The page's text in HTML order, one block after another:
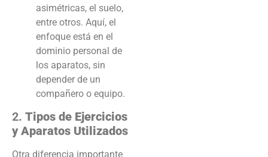
asimétricas, el suelo,
entre otros. Aquí, el
enfoque está en el
dominio personal de
los aparatos, sin
depender de un
compañero o equipo.
2. Tipos de Ejercicios
y Aparatos Utilizados
Otra diferencia importante